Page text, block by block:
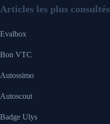
Articles les plus consultés
Evalbox
Bon VTC
Autossimo
Autoscout
Badge Ulys